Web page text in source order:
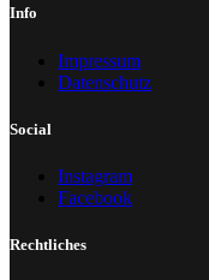
Info
Impressum
Datenschutz
Social
Instagram
Facebook
Rechtliches